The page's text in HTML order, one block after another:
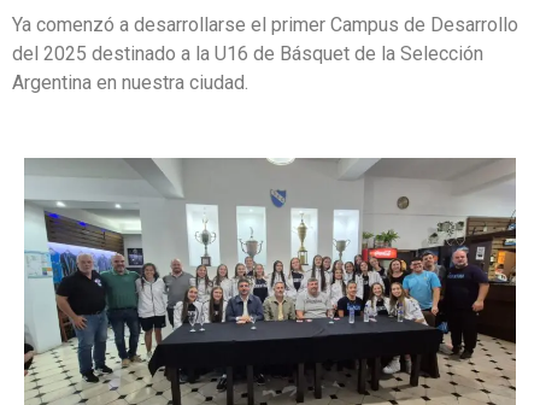
Ya comenzó a desarrollarse el primer Campus de Desarrollo
del 2025 destinado a la U16 de Básquet de la Selección
Argentina en nuestra ciudad.